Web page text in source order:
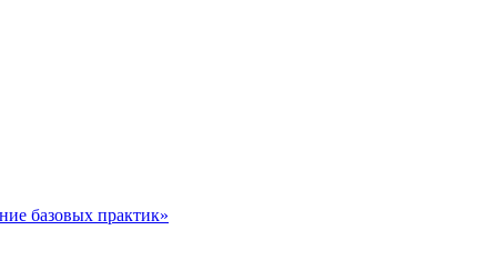
базовых практик»